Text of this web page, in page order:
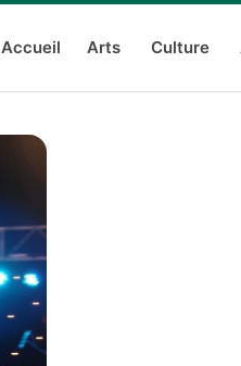
Accueil Arts Culture